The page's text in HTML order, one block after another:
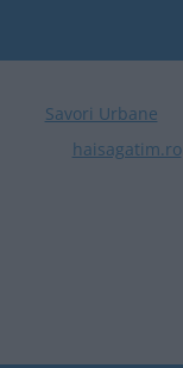
Savori Urbane
haisagatim.ro